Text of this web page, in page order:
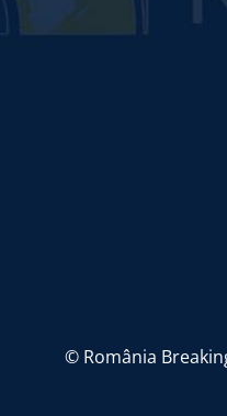
© România